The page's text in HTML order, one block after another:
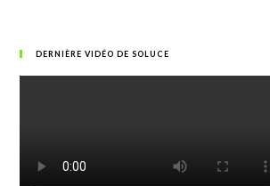
DERNIÈRE VIDÉO DE SOLUCE